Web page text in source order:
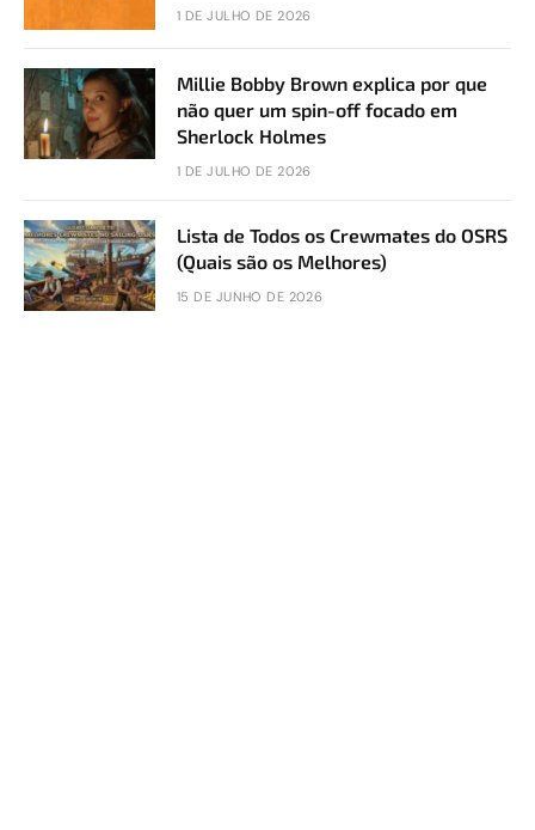
1 DE JULHO DE 2026
Millie Bobby Brown explica por que
não quer um spin-off focado em
Sherlock Holmes
1 DE JULHO DE 2026
Lista de Todos os Crewmates do OSRS
(Quais são os Melhores)
15 DE JUNHO DE 2026